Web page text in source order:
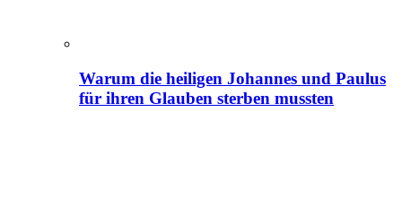
Warum die heiligen Johannes und Paulus
für ihren Glauben sterben mussten